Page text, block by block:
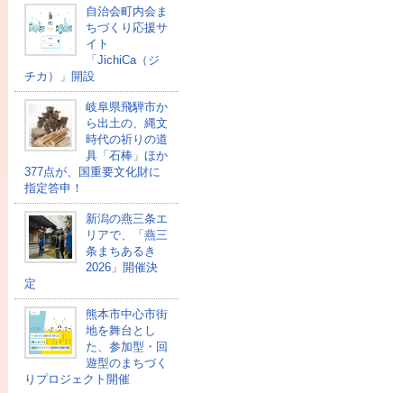
自治会町内会ま
ちづくり応援サ
イト
「JichiCa（ジ
チカ）」開設
岐阜県飛騨市か
ら出土の、縄文
時代の祈りの道
具「石棒」ほか
377点が、国重要文化財に
指定答申！
新潟の燕三条エ
リアで、「燕三
条まちあるき
2026」開催決
定
熊本市中心市街
地を舞台とし
た、参加型・回
遊型のまちづく
りプロジェクト開催